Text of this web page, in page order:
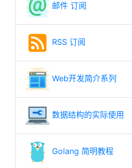
邮件 订阅
RSS 订阅
Web开发简介系列
数据结构的实际使用
Golang 简明教程